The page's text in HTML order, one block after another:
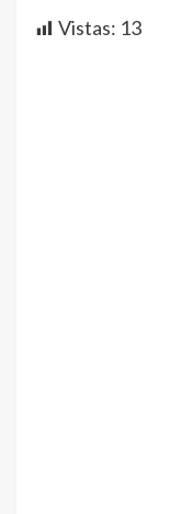
Vistas: 13